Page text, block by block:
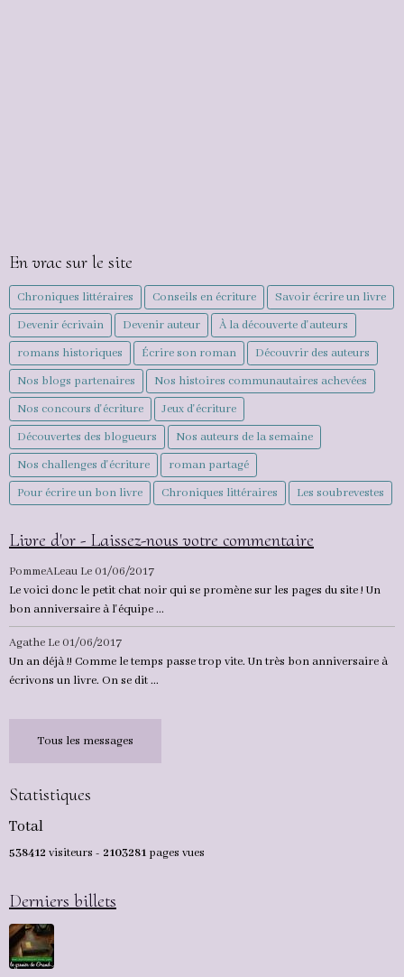
En vrac sur le site
Chroniques littéraires Conseils en écriture
Savoir écrire un livre
Devenir écrivain
Devenir auteur
À la découverte d'auteurs
romans historiques
Écrire son roman
Découvrir des auteurs
Nos blogs partenaires
Nos histoires communautaires achevées
Nos concours d'écriture
Jeux d'écriture
Découvertes des blogueurs
Nos auteurs de la semaine
Nos challenges d'écriture
roman partagé
Pour écrire un bon livre
Chroniques littéraires Les soubrevestes
Livre d'or - Laissez-nous votre commentaire
PommeALeau Le 01/06/2017
Le voici donc le petit chat noir qui se promène sur les pages du site ! Un
bon anniversaire à l'équipe ...
Agathe Le 01/06/2017
Un an déjà !! Comme le temps passe trop vite. Un très bon anniversaire à
écrivons un livre. On se dit ...
Tous les messages
Statistiques
Total
538412 visiteurs - 2103281 pages vues
Derniers billets